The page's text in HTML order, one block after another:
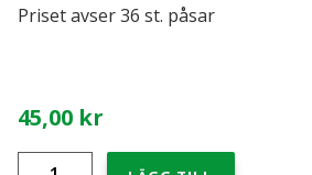
Sjukvårdens miljötjänst för
avfall
Priset avser 36 st. påsar
45,00 kr